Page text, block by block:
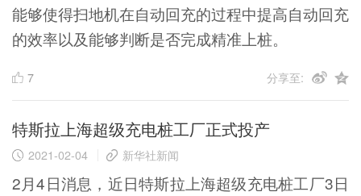
能够使得扫地机在自动回充的过程中提高自动回充
的效率以及能够判断是否完成精准上桩。
7 分享至:
特斯拉上海超级充电桩工厂正式投产
2021-02-04 新华社新闻
2月4日消息，近日特斯拉上海超级充电桩工厂3日